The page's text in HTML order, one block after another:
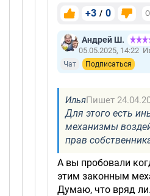
+3 / 0
Андрей Ш.
05.05.2025, 14:22
Чат Подписаться
ИльяПишет
Для этого есть
механизмы
прав
А вы пробовали
этим законным
Думаю, что вряд